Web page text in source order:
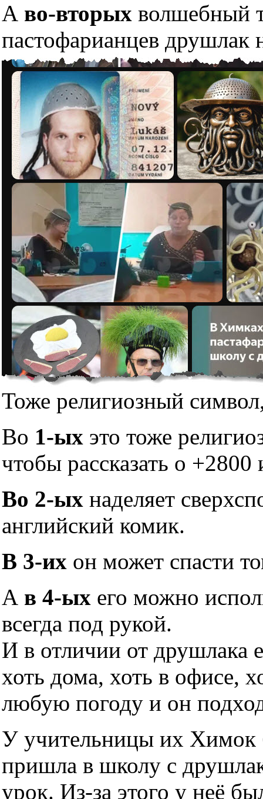
А во-вторых волшебный
пастофарианцев друшлак
Тоже религиозный
Во 1-ых это тоже
чтобы рассказать о +2800
Во 2-ых наделяет
английский комик.
В 3-их он может спасти
А в 4-ых его можно
всегда под рукой.
И в отличии от друшлака
хоть дома, хоть в офисе,
любую погоду и он
У учительницы их Химок
пришла в школу с
урок. Из-за этого у неё